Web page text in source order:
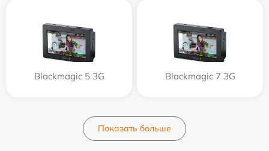
Blackmagic 5 3G Blackmagic 7 3G
Показать больше